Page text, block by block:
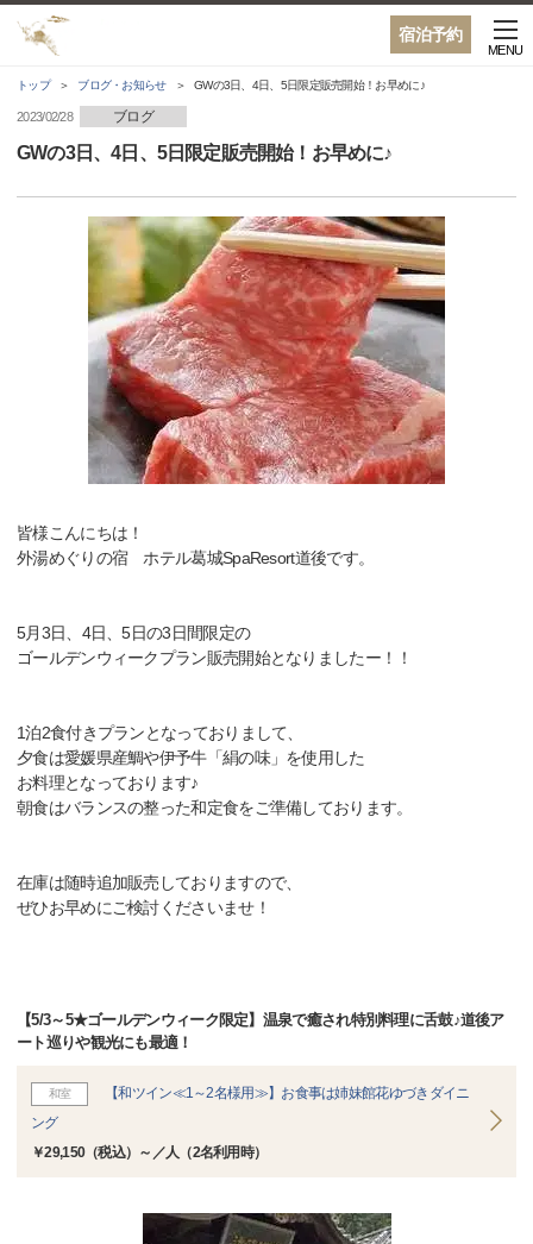
宿泊予約
MENU
トップ ブログ・お知らせ GWの3日、4日、5日限定販売開始！お早めに♪
2023/02/28 ブログ
GWの3日、4日、5日限定販売開始！お早めに♪
皆様こんにちは！
外湯めぐりの宿 ホテル葛城SpaResort道後です。
5月3日、4日、5日の3日間限定の
ゴールデンウィークプラン販売開始となりましたー！！
1泊2食付きプランとなっておりまして、
夕食は愛媛県産鯛や伊予牛「絹の味」を使用した
お料理となっております♪
朝食はバランスの整った和定食をご準備しております。
在庫は随時追加販売しておりますので、
ぜひお早めにご検討くださいませ！
【5/3～5★ゴールデンウィーク限定】温泉で癒され特別料理に舌鼓♪道後ア
ート巡りや観光にも最適！
和室
【和ツイン≪1～2名様用≫】お食事は姉妹館花ゆづきダイニ
ング
￥29,150（税込）～／人（2名利用時）